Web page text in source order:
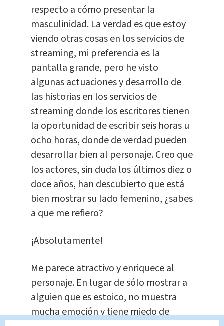
respecto a cómo presentar la
masculinidad. La verdad es que estoy
viendo otras cosas en los servicios de
streaming, mi preferencia es la
pantalla grande, pero he visto
algunas actuaciones y desarrollo de
las historias en los servicios de
streaming donde los escritores tienen
la oportunidad de escribir seis horas u
ocho horas, donde de verdad pueden
desarrollar bien al personaje. Creo que
los actores, sin duda los últimos diez o
doce años, han descubierto que está
bien mostrar su lado femenino, ¿sabes
a que me refiero?
¡Absolutamente!
Me parece atractivo y enriquece al
personaje. En lugar de sólo mostrar a
alguien que es estoico, no muestra
mucha emoción y tiene miedo de